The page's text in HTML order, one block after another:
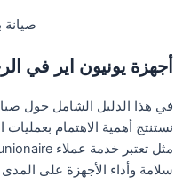
صيانة
أجهزة يونيون اير في
في هذا الدليل الشامل حول
نستنتج أهمية الاهتمام بعمليات
سلامة وأداء الأجهزة على